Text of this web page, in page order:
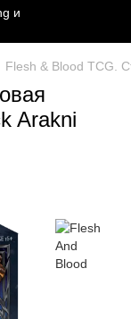
Flesh & Blood TCG.
Arakni